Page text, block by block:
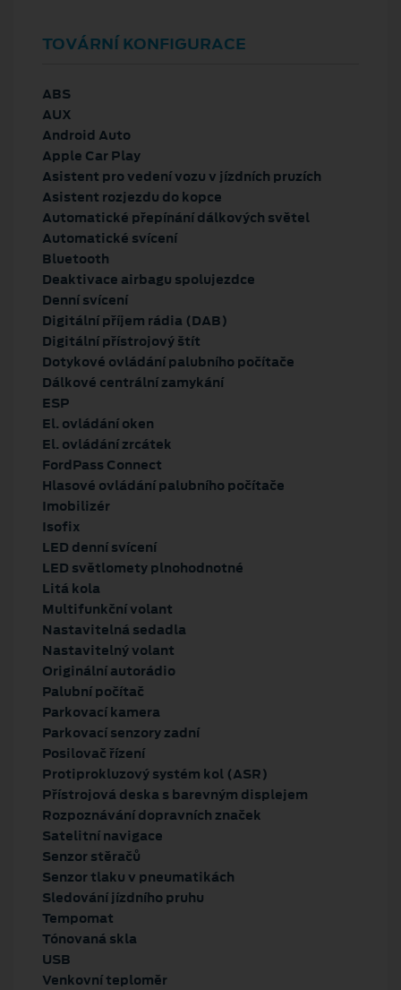
TOVÁRNÍ KONFIGURACE
ABS
AUX
Android Auto
Apple Car Play
Asistent pro vedení vozu v jízdních pruzích
Asistent rozjezdu do kopce
Automatické přepínání dálkových světel
Automatické svícení
Bluetooth
Deaktivace airbagu spolujezdce
Denní svícení
Digitální příjem rádia (DAB)
Digitální přístrojový štít
Dotykové ovládání palubního počítače
Dálkové centrální zamykání
ESP
El. ovládání oken
El. ovládání zrcátek
FordPass Connect
Hlasové ovládání palubního počítače
Imobilizér
Isofix
LED denní svícení
LED světlomety plnohodnotné
Litá kola
Multifunkční volant
Nastavitelná sedadla
Nastavitelný volant
Originální autorádio
Palubní počítač
Parkovací kamera
Parkovací senzory zadní
Posilovač řízení
Protiprokluzový systém kol (ASR)
Přístrojová deska s barevným displejem
Rozpoznávání dopravních značek
Satelitní navigace
Senzor stěračů
Senzor tlaku v pneumatikách
Sledování jízdního pruhu
Tempomat
Tónovaná skla
USB
Venkovní teploměr